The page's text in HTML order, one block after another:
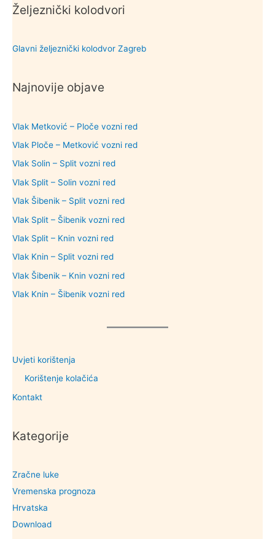
Željeznički kolodvori
Glavni željeznički kolodvor Zagreb
Najnovije objave
Vlak Metković – Ploče vozni red
Vlak Ploče – Metković vozni red
Vlak Solin – Split vozni red
Vlak Split – Solin vozni red
Vlak Šibenik – Split vozni red
Vlak Split – Šibenik vozni red
Vlak Split – Knin vozni red
Vlak Knin – Split vozni red
Vlak Šibenik – Knin vozni red
Vlak Knin – Šibenik vozni red
Uvjeti korištenja
Korištenje kolačića
Kontakt
Kategorije
Zračne luke
Vremenska prognoza
Hrvatska
Download